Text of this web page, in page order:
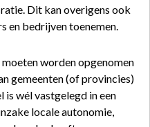
Dit kan overigens ook
en bedrijven toenemen.
worden opgenomen
gemeenten (of provincies)
wél vastgelegd in een
locale autonomie,